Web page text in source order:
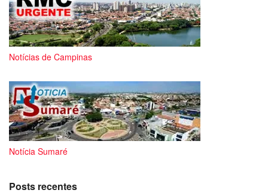
Notícias de Campinas
Notícia Sumaré
Posts recentes